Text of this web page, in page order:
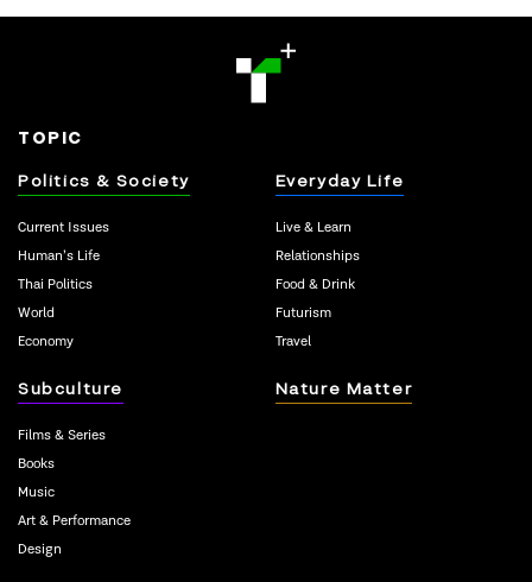
TOPIC
Politics & Society
Current Issues
Human’s Life
Thai Politics
World
Economy
Everyday Life
Live & Learn
Relationships
Food & Drink
Futurism
Travel
Subculture
Films & Series
Books
Music
Art & Performance
Design
Nature Matter